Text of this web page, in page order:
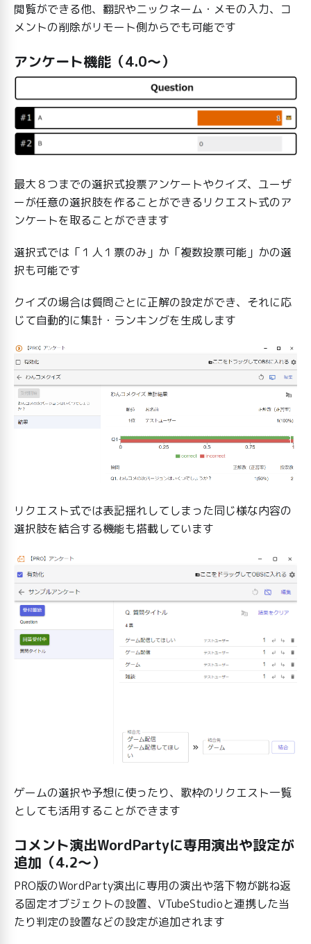
閲覧ができる他、翻訳やニックネーム・メモの入力、コ
メントの削除がリモート側からでも可能です
アンケート機能（4.0～）
最大８つまでの選択式投票アンケートやクイズ、ユーザ
ーが任意の選択肢を作ることができるリクエスト式のア
ンケートを取ることができます
選択式では「１人１票のみ」か「複数投票可能」かの選
択も可能です
クイズの場合は質問ごとに正解の設定ができ、それに応
じて自動的に集計・ランキングを生成します
リクエスト式では表記揺れしてしまった同じ様な内容の
選択肢を結合する機能も搭載しています
ゲームの選択や予想に使ったり、歌枠のリクエスト一覧
としても活用することができます
コメント演出WordPartyに専用演出や設定が
追加（4.2～）
PRO版のWordParty演出に専用の演出や落下物が跳ね返
る固定オブジェクトの設置、VTubeStudioと連携した当
たり判定の設置などの設定が追加されます